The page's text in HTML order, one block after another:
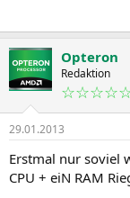
Opteron
Redaktion
29.01.2013
Erstmal nur soviel
CPU + eiN RAM